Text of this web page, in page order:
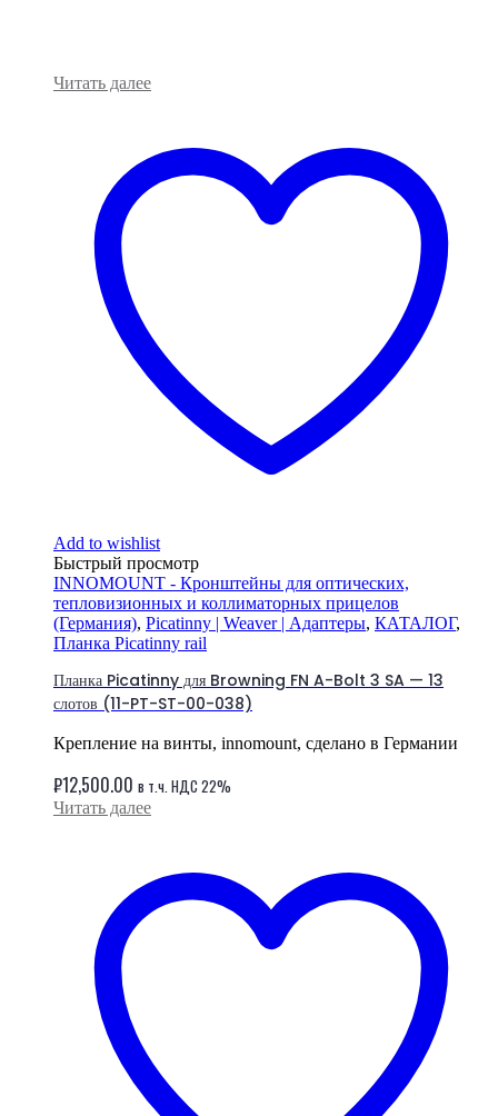
Читать далее
Add to wishlist
Быстрый просмотр
INNOMOUNT - Кронштейны для оптических,
тепловизионных и коллиматорных прицелов
(Германия), Picatinny | Weaver | Адаптеры, КАТАЛОГ,
Планка Picatinny rail
Планка Picatinny для Browning FN A-Bolt 3 SA — 13
слотов (11-PT-ST-00-038)
Крепление на винты, innomount, сделано в Германии
₽12,500.00 в т.ч. НДС 22%
Читать далее